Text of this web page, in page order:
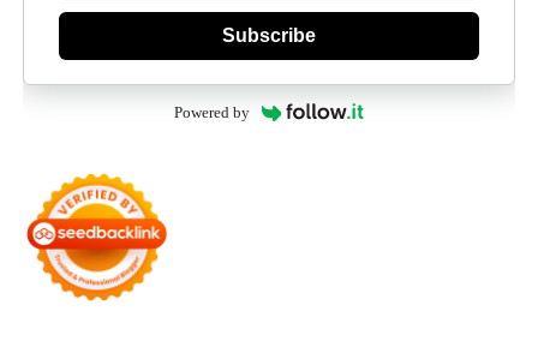
Subscribe
Powered by